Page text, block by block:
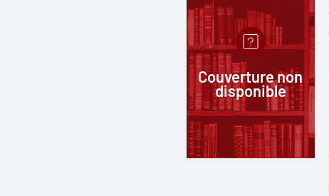
Couverture non
disponible